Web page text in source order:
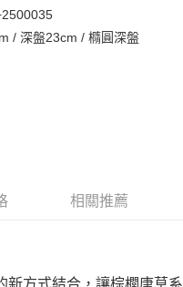
/ 深盤23cm / 橢圓深盤
相關推薦